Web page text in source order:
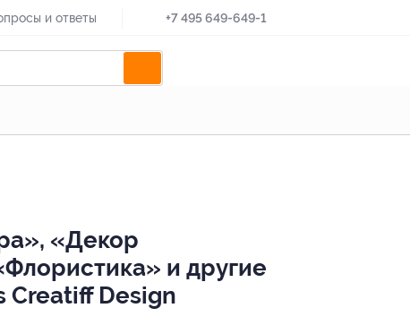
и ответы +7 495 649-649-1
«Декор
и другие
Creatiff Design